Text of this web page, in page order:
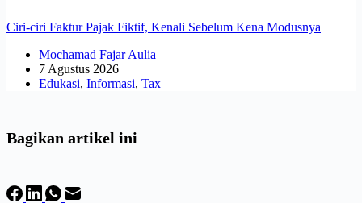
Ciri-ciri Faktur Pajak Fiktif, Kenali Sebelum Kena Modusnya
Mochamad Fajar Aulia
7 Agustus 2026
Edukasi, Informasi, Tax
Bagikan artikel ini